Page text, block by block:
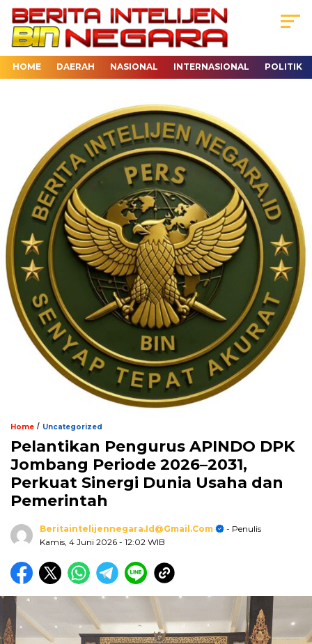
HOME DAERAH NASIONAL INTERNASIONAL POLITIK
Home / Uncategorized
Pelantikan Pengurus APINDO DPK
Jombang Periode 2026–2031,
Perkuat Sinergi Dunia Usaha dan
Pemerintah
Beritaintelijennegara.id@gmail.com
- Penulis
Kamis, 4 Juni 2026 - 12:02 WIB